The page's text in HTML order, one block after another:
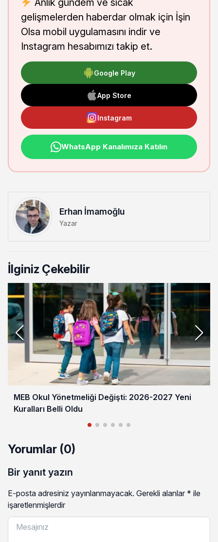
Anlık gündem ve sıcak
gelişmelerden haberdar olmak için İşin
Olsa mobil uygulamasını indir ve
Instagram hesabımızı takip et.
Google Play
App Store
Instagram
WhatsApp Kanalımıza Katılın
Erhan İmamoğlu
Yazar
İlginiz Çekebilir
MEB Okul Yönetmeliği Değişti: 2026-2027 Yeni
Kuralları Belli Oldu
Yorumlar (0)
Bir yanıt yazın
E-posta adresiniz yayınlanmayacak. Gerekli alanlar * ile
işaretlenmişlerdir